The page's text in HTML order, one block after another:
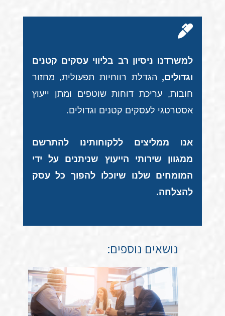
למשרדנו ניסיון רב בליווי עסקים קטנים
וגדולים, הגדלת רווחיות תפעולית, מחזור
חובות, עריכת דוחות שוטפים ומתן ייעוץ
אסטרטגי לעסקים קטנים וגדולים.
אנו ממליצים ללקוחותינו להתרשם
ממגוון שירותי הייעוץ שניתנים על ידי
המומחים שלנו שיוכלו להפוך כל עסק
להצלחה.
נושאים נוספים: